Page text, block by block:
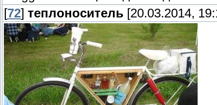
[72] теплоноситель [20.03.2014,